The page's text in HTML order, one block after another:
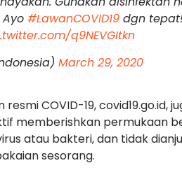
#LawanCOVID19 dgn
q9NEVGItkn
March 29, 2020
COVID-19, covid19.go.id,
memberishkan permukaan
atau bakteri, dan tidak
sesorang.